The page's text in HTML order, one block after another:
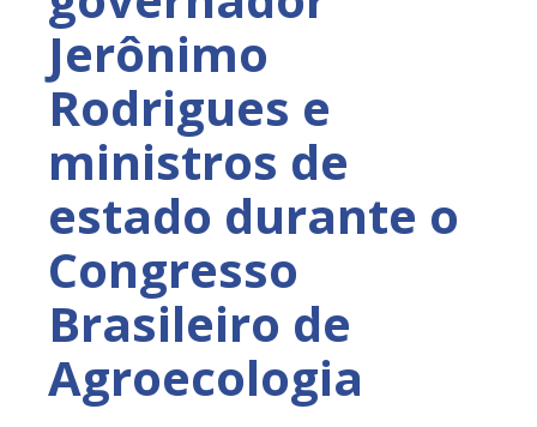
Jerônimo
Rodrigues e
ministros de
estado durante o
Congresso
Brasileiro de
Agroecologia